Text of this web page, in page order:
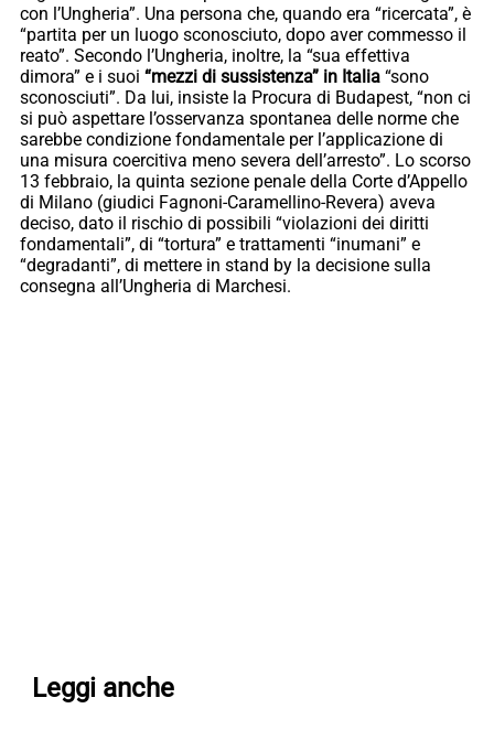
con l’Ungheria”. Una persona che, quando era “ricercata”, è
“partita per un luogo sconosciuto, dopo aver commesso il
reato”. Secondo l’Ungheria, inoltre, la “sua effettiva
dimora” e i suoi “mezzi di sussistenza” in Italia “sono
sconosciuti”. Da lui, insiste la Procura di Budapest, “non ci
si può aspettare l’osservanza spontanea delle norme che
sarebbe condizione fondamentale per l’applicazione di
una misura coercitiva meno severa dell’arresto”. Lo scorso
13 febbraio, la quinta sezione penale della Corte d’Appello
di Milano (giudici Fagnoni-Caramellino-Revera) aveva
deciso, dato il rischio di possibili “violazioni dei diritti
fondamentali”, di “tortura” e trattamenti “inumani” e
“degradanti”, di mettere in stand by la decisione sulla
consegna all’Ungheria di Marchesi.
Leggi anche